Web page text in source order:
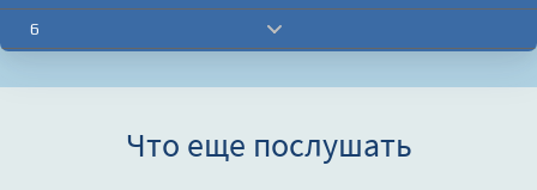
6
Что еще послушать